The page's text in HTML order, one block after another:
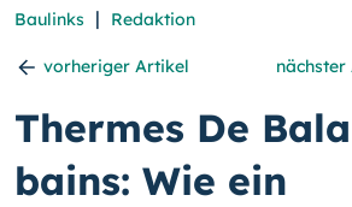
Baulinks | Redaktion
vorheriger Artikel
Thermes De
bains: Wie ein